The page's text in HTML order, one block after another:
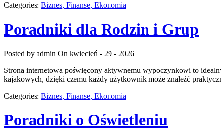
Categories: Biznes, Finanse, Ekonomia
Poradniki dla Rodzin i Grup
Posted by admin On kwiecień - 29 - 2026
Strona internetowa poświęcony aktywnemu wypoczynkowi to
kajakowych, dzięki czemu każdy użytkownik może znaleźć
Categories: Biznes, Finanse, Ekonomia
Poradniki o Oświetleniu